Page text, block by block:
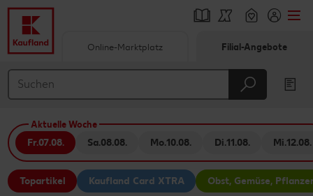
Hauptinhalt
Footer
Schwebender Seitenbereich
Online-Marktplatz Filial-Angebote
Aktuelle Woche
Fr.07.08. Sa.08.08. Mo.10.08. Di.11.08. Mi.12.08.
Topartikel Kaufland Card XTRA Obst, Gemüse,